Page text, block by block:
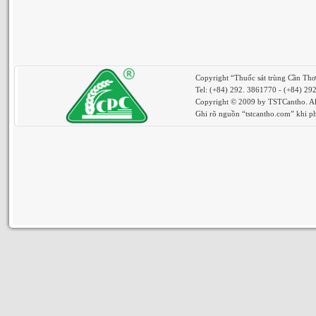
Copyright “Thuốc sát trùng Cần
Tel: (+84) 292. 3861770 - (+84)
Copyright © 2009 by TSTCantho.
Ghi rõ nguồn “tstcantho.com” khi